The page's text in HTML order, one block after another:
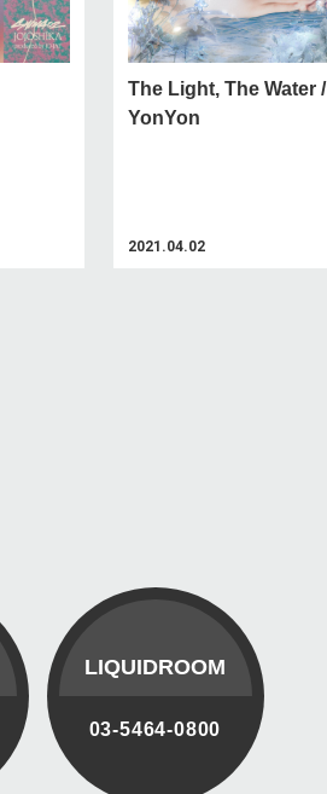
The Light, The Water /
YonYon
2021.04.02
LIQUIDROOM
03-5464-0800